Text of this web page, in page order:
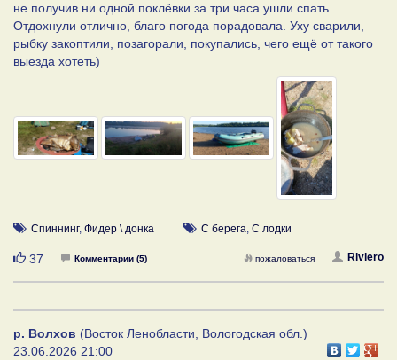
не получив ни одной поклёвки за три часа ушли спать.
Отдохнули отлично, благо погода порадовала. Уху сварили,
рыбку закоптили, позагорали, покупались, чего ещё от такого
выезда хотеть)
Спиннинг, Фидер \ донка С берега, С лодки
Нравится
37 Комментарии (5) Riviero
пожаловаться
р. Волхов (Восток Ленобласти, Вологодская обл.)
23.06.2026 21:00